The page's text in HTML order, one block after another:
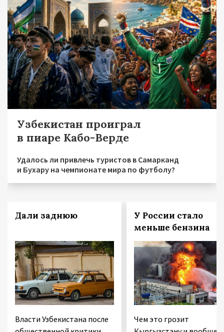
Узбекистан проиграл
в пиаре Кабо-Верде
Удалось ли привлечь туристов в Самарканд
и Бухару на чемпионате мира по футболу?
Дали заднюю
Власти Узбекистана после
У России стало
меньше бензина
Чем это грозит